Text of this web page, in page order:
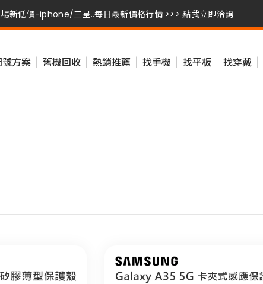
新低價-iphone/三星..每日最新價格行情 >>> 點我立即洽詢
場新低價-iphone/三星..每日最新價格行情 >>> 點我立即洽詢
號方案 舊機回收 熱銷推薦 找手機 找平板 找穿戴